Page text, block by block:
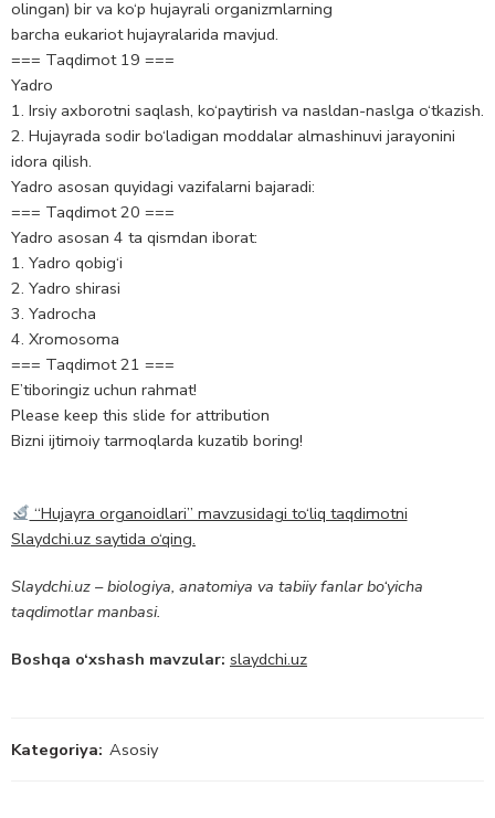
olingan) bir va ko‘p hujayrali organizmlarning
barcha eukariot hujayralarida mavjud.
=== Taqdimot 19 ===
Yadro
1. Irsiy axborotni saqlash, ko‘paytirish va nasldan-naslga o‘tkazish.
2. Hujayrada sodir bo‘ladigan moddalar almashinuvi jarayonini
idora qilish.
Yadro asosan quyidagi vazifalarni bajaradi:
=== Taqdimot 20 ===
Yadro asosan 4 ta qismdan iborat:
1. Yadro qobig‘i
2. Yadro shirasi
3. Yadrocha
4. Xromosoma
=== Taqdimot 21 ===
E’tiboringiz uchun rahmat!
Please keep this slide for attribution
Bizni ijtimoiy tarmoqlarda kuzatib boring!
“Hujayra organoidlari” mavzusidagi to‘liq taqdimotni
Slaydchi.uz saytida o‘qing.
Slaydchi.uz – biologiya, anatomiya va tabiiy fanlar bo‘yicha
taqdimotlar manbasi.
Boshqa o‘xshash mavzular: slaydchi.uz
Kategoriya: Asosiy